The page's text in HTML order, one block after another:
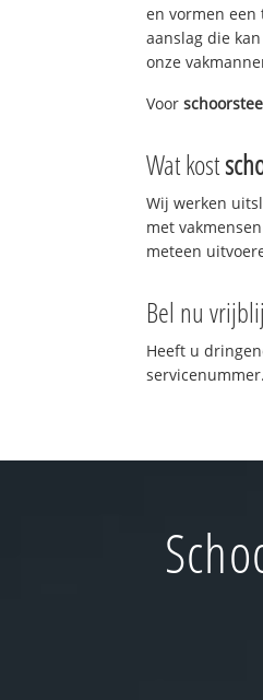
en vormen een
aanslag die
onze
Voor
Wat kost
Wij werken
met
meteen
Bel nu
Heeft u